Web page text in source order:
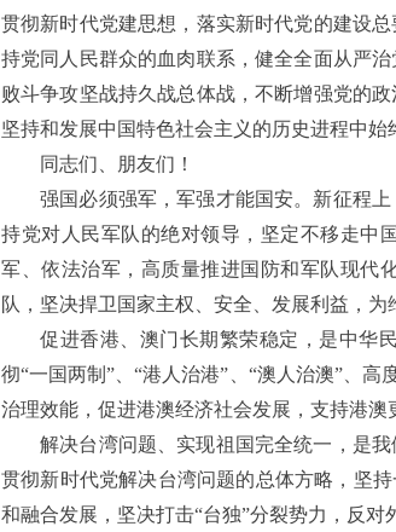
贯彻新时代党建思想，落实新时代党的建设
持党同人民群众的血肉联系，健全全面从严
败斗争攻坚战持久战总体战，不断增强党的
坚持和发展中国特色社会主义的历史进程中始
同志们、朋友们！
强国必须强军，军强才能国安。新征程
持党对人民军队的绝对领导，坚定不移走中
军、依法治军，高质量推进国防和军队现代
队，坚决捍卫国家主权、安全、发展利益，为
促进香港、澳门长期繁荣稳定，是中华
彻“一国两制”、“港人治港”、“澳人治澳”、
治理效能，促进港澳经济社会发展，支持港澳
解决台湾问题、实现祖国完全统一，是
贯彻新时代党解决台湾问题的总体方略，坚
和融合发展，坚决打击“台独”分裂势力，反对